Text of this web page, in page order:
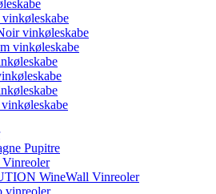
vinkøleskabe
vinkøleskabe
Pupitre
WineWall Vinreoler
vinreoler